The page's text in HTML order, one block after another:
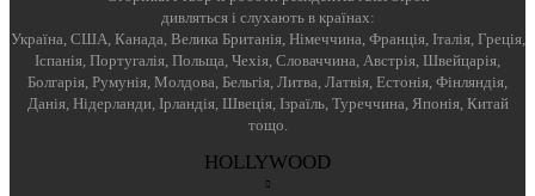
дивляться і слухають в країнах:
Україна, США, Канада, Велика Британія, Німеччина, Франція, Італія, Греція,
Іспанія, Португалія, Польща, Чехія, Словаччина, Австрія, Швейцарія,
Болгарія, Румунія, Молдова, Бельгія, Литва, Латвія, Естонія, Фінляндія,
Данія, Нідерланди, Ірландія, Швеція, Ізраїль, Туреччина, Японія, Китай
тощо.
HOLLYWOOD